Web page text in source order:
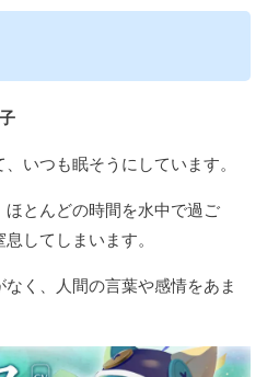
いつも眠そうにしています。
とんどの時間を水中で過ご
してしまいます。
く、人間の言葉や感情をあま